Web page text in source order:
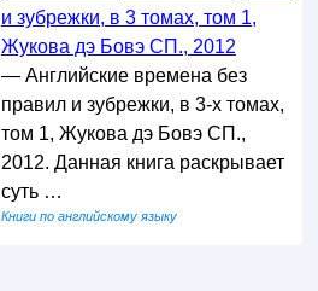
и зубрежки, в 3 томах, том 1,
Жукова дэ Бовэ СП., 2012
— Английские времена без
правил и зубрежки, в 3-х томах,
том 1, Жукова дэ Бовэ СП.,
2012. Данная книга раскрывает
суть …
Книги по английскому языку